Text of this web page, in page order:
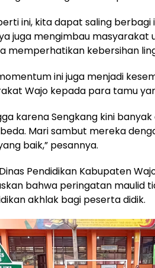
ini, kita dapat saling
juga mengimbau
kebersihan
ini juga menjadi
Wajo kepada para tamu
karena Sengkang kini
Mari sambut mereka
baik,” pesannya.
Pendidikan Kabupaten
bahwa peringatan maulid
akhlak bagi peserta didik.